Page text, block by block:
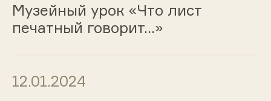
Музейный урок «Что лист
печатный говорит…»
12.01.2024